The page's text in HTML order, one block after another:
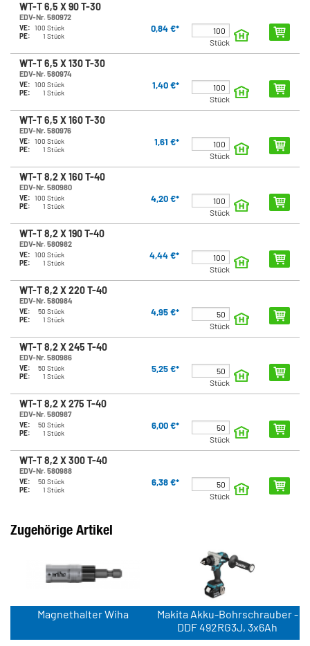
WT-T 6,5 X 90 T-30
EDV-Nr. 580972
VE:
100 Stück
PE:
1 Stück
0,84 €*
Stück
WT-T 6,5 X 130 T-30
EDV-Nr. 580974
VE:
100 Stück
PE:
1 Stück
1,40 €*
Stück
WT-T 6,5 X 160 T-30
EDV-Nr. 580976
VE:
100 Stück
PE:
1 Stück
1,61 €*
Stück
WT-T 8,2 X 160 T-40
EDV-Nr. 580980
VE:
100 Stück
PE:
1 Stück
4,20 €*
Stück
WT-T 8,2 X 190 T-40
EDV-Nr. 580982
VE:
100 Stück
PE:
1 Stück
4,44 €*
Stück
WT-T 8,2 X 220 T-40
EDV-Nr. 580984
VE:
50 Stück
PE:
1 Stück
4,95 €*
Stück
WT-T 8,2 X 245 T-40
EDV-Nr. 580986
VE:
50 Stück
PE:
1 Stück
5,25 €*
Stück
WT-T 8,2 X 275 T-40
EDV-Nr. 580987
VE:
50 Stück
PE:
1 Stück
6,00 €*
Stück
WT-T 8,2 X 300 T-40
EDV-Nr. 580988
VE:
50 Stück
PE:
1 Stück
6,38 €*
Stück
Zugehörige Artikel
Magnethalter Wiha
Makita Akku-Bohrschrauber -
DDF 492RG3J, 3x6Ah